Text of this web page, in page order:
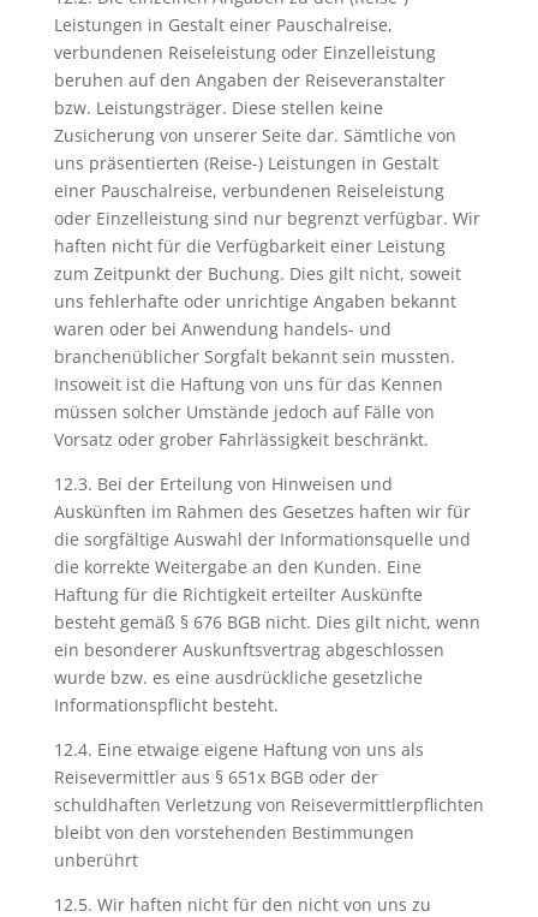
Leistungen in Gestalt einer Pauschalreise,
verbundenen Reiseleistung oder Einzelleistung
beruhen auf den Angaben der Reiseveranstalter
bzw. Leistungsträger. Diese stellen keine
Zusicherung von unserer Seite dar. Sämtliche von
uns präsentierten (Reise-) Leistungen in Gestalt
einer Pauschalreise, verbundenen Reiseleistung
oder Einzelleistung sind nur begrenzt verfügbar. Wir
haften nicht für die Verfügbarkeit einer Leistung
zum Zeitpunkt der Buchung. Dies gilt nicht, soweit
uns fehlerhafte oder unrichtige Angaben bekannt
waren oder bei Anwendung handels- und
branchenüblicher Sorgfalt bekannt sein mussten.
Insoweit ist die Haftung von uns für das Kennen
müssen solcher Umstände jedoch auf Fälle von
Vorsatz oder grober Fahrlässigkeit beschränkt.
12.3. Bei der Erteilung von Hinweisen und
Auskünften im Rahmen des Gesetzes haften wir für
die sorgfältige Auswahl der Informationsquelle und
die korrekte Weitergabe an den Kunden. Eine
Haftung für die Richtigkeit erteilter Auskünfte
besteht gemäß § 676 BGB nicht. Dies gilt nicht, wenn
ein besonderer Auskunftsvertrag abgeschlossen
wurde bzw. es eine ausdrückliche gesetzliche
Informationspflicht besteht.
12.4. Eine etwaige eigene Haftung von uns als
Reisevermittler aus § 651x BGB oder der
schuldhaften Verletzung von Reisevermittlerpflichten
bleibt von den vorstehenden Bestimmungen
unberührt
12.5. Wir haften nicht für den nicht von uns zu